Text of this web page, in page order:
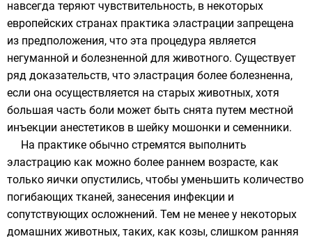
навсегда теряют чувствительность, в некоторых
европейских странах практика эластрации запрещена
из предположения, что эта процедура является
негуманной и болезненной для животного. Существует
ряд доказательств, что эластрация более болезненна,
если она осуществляется на старых животных, хотя
большая часть боли может быть снята путем местной
инъекции анестетиков в шейку мошонки и семенники.
На практике обычно стремятся выполнить
эластрацию как можно более раннем возрасте, как
только яички опустились, чтобы уменьшить количество
погибающих тканей, занесения инфекции и
сопутствующих осложнений. Тем не менее у некоторых
домашних животных, таких, как козы, слишком ранняя